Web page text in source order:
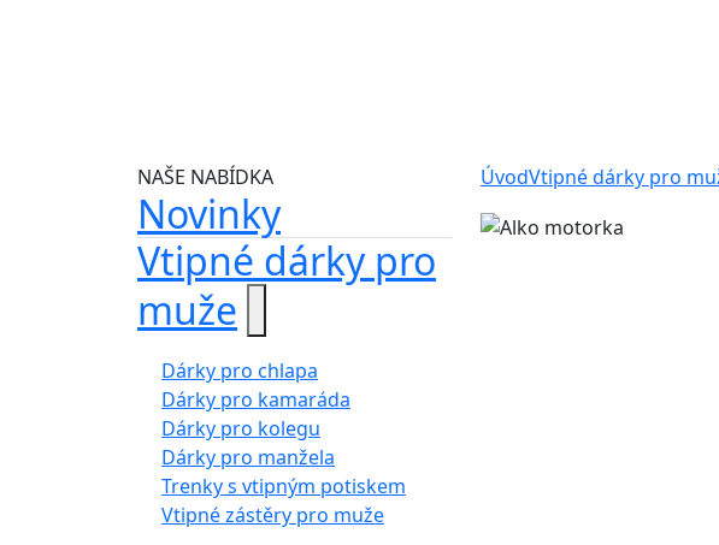
NAŠE NABÍDKA
Novinky
Vtipné dárky pro
muže
Dárky pro chlapa
Dárky pro kamaráda
Dárky pro kolegu
Dárky pro manžela
Trenky s vtipným potiskem
Vtipné zástěry pro muže
ÚvodVtipné dárky pro